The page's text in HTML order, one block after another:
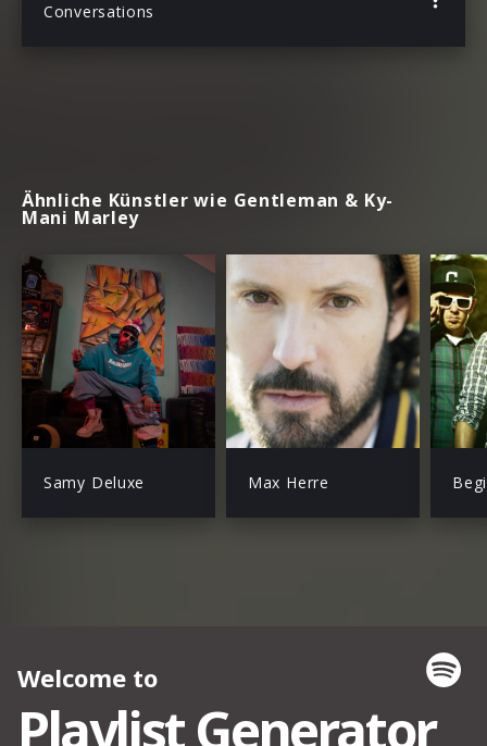
Conversations
Ähnliche Künstler wie Gentleman & Ky-
Mani Marley
Samy Deluxe Max Herre